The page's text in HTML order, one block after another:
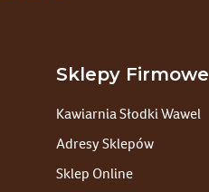
Sklepy Firmowe
Kawiarnia Słodki Wawel
Adresy Sklepów
Sklep Online